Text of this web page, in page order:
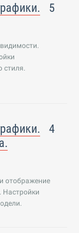
5
стиля.
4
отображение
Настройки